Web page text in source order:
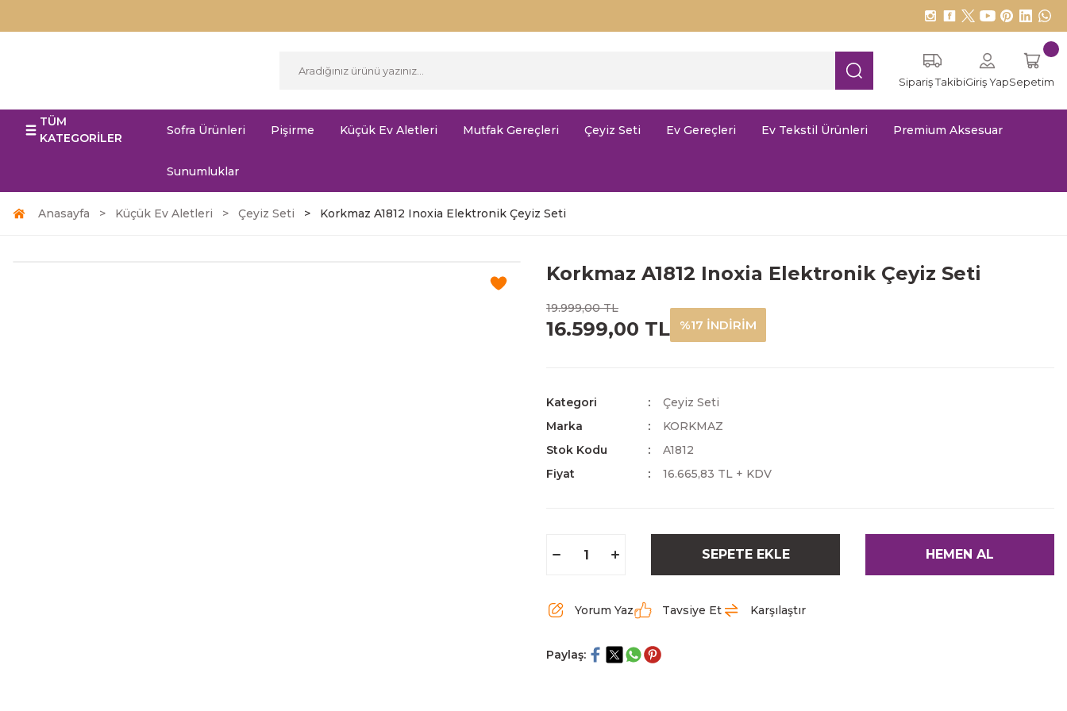
Sipariş TakibiGiriş YapSepetim
TÜM
KATEGORİLER
Sofra Ürünleri Pişirme Küçük Ev Aletleri Mutfak Gereçleri Çeyiz Seti Ev Gereçleri Ev Tekstil Ürünleri Premium Aksesuar
Sunumluklar
Anasayfa Küçük Ev Aletleri Çeyiz Seti Korkmaz A1812 Inoxia Elektronik Çeyiz Seti
Korkmaz A1812 Inoxia Elektronik Çeyiz Seti
19.999,00 TL
16.599,00 TL %17 İNDİRİM
Kategori
Çeyiz Seti
Marka
KORKMAZ
Stok Kodu
A1812
Fiyat
16.665,83 TL + KDV
SEPETE EKLE HEMEN AL
Yorum Yaz Tavsiye Et Karşılaştır
Paylaş: